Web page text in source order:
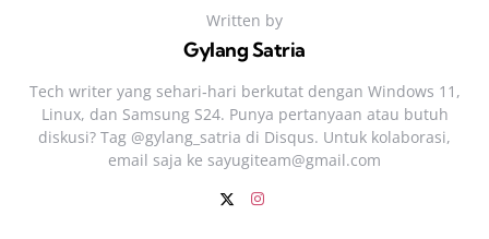
Written by
Gylang Satria
Tech writer yang sehari‑hari berkutat dengan Windows 11,
Linux, dan Samsung S24. Punya pertanyaan atau butuh
diskusi? Tag @gylang_satria di Disqus. Untuk kolaborasi,
email saja ke sayugiteam@gmail.com